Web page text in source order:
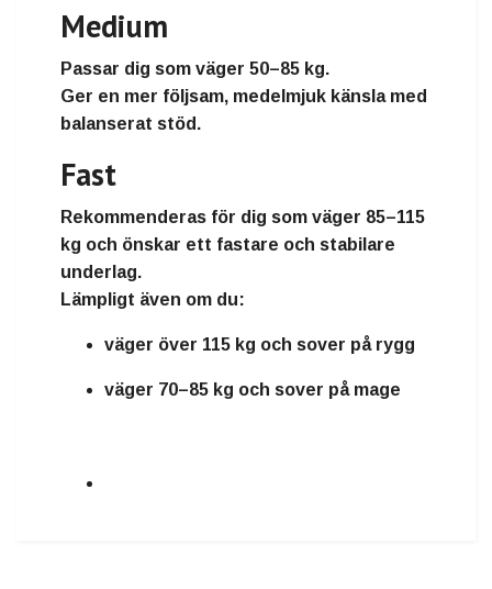
Medium
Passar dig som väger 50–85 kg.
Ger en mer följsam, medelmjuk känsla med
balanserat stöd.
Fast
Rekommenderas för dig som väger 85–115
kg och önskar ett fastare och stabilare
underlag.
Lämpligt även om du:
väger över 115 kg och sover på rygg
väger 70–85 kg och sover på mage